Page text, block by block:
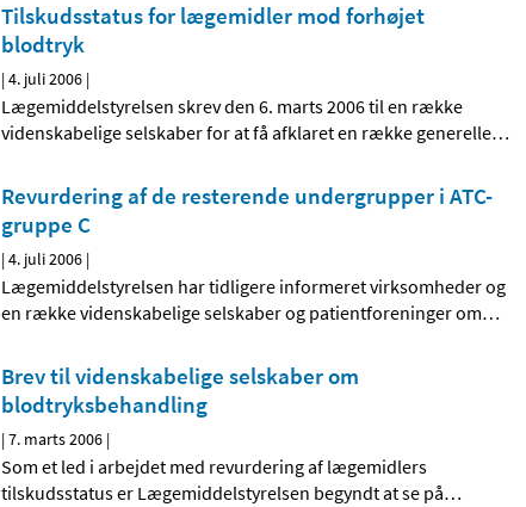
Tilskudsstatus for lægemidler mod forhøjet
blodtryk
|4. juli 2006 |
Lægemiddelstyrelsen skrev den 6. marts 2006 til en række
videnskabelige selskaber for at få afklaret en række generelle…
Revurdering af de resterende undergrupper i ATC-
gruppe C
|4. juli 2006 |
Lægemiddelstyrelsen har tidligere informeret virksomheder og
en række videnskabelige selskaber og patientforeninger om…
Brev til videnskabelige selskaber om
blodtryksbehandling
|7. marts 2006 |
Som et led i arbejdet med revurdering af lægemidlers
tilskudsstatus er Lægemiddelstyrelsen begyndt at se på…